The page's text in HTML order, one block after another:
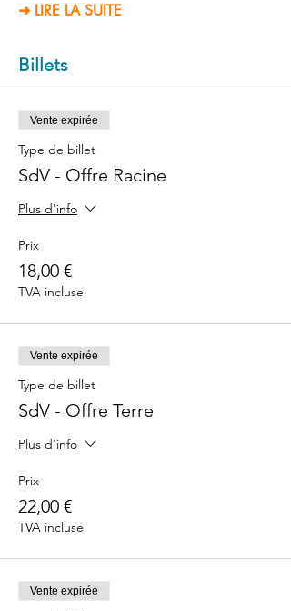
➜ LIRE LA SUITE
Billets
Vente expirée
Type de billet
SdV - Offre Racine
Plus d'info
Prix
18,00 €
TVA incluse
Vente expirée
Type de billet
SdV - Offre Terre
Plus d'info
Prix
22,00 €
TVA incluse
Vente expirée